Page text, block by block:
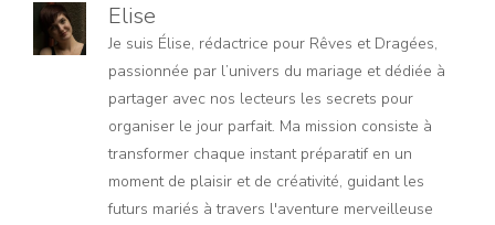
Elise
Je suis Élise, rédactrice pour Rêves et Dragées,
passionnée par l’univers du mariage et dédiée à
partager avec nos lecteurs les secrets pour
organiser le jour parfait. Ma mission consiste à
transformer chaque instant préparatif en un
moment de plaisir et de créativité, guidant les
futurs mariés à travers l'aventure merveilleuse